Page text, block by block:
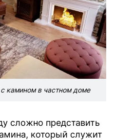
камином в частном доме
сложно представить
который служит